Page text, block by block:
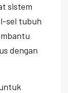
sistem
sel tubuh
dengan